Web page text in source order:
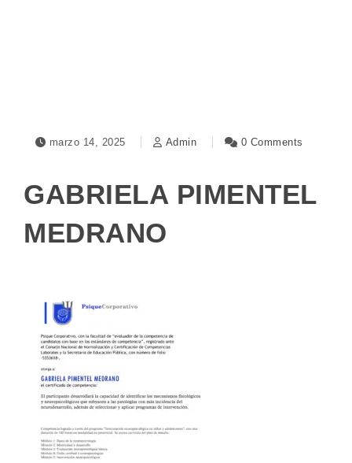
marzo 14, 2025 Admin 0 Comments
GABRIELA PIMENTEL
MEDRANO